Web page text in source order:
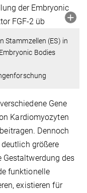
Stammzellen (ES) in
Bodies
Gene
Kardiomyozyten
Dennoch
größere
Gestaltwerdung des
funktionelle
existieren für